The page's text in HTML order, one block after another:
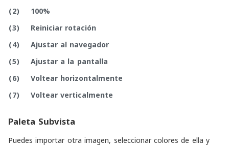
(2)
100%
(3)
Reiniciar rotación
(4)
Ajustar al navegador
(5)
Ajustar a la pantalla
(6)
Voltear horizontalmente
(7)
Voltear verticalmente
Paleta Subvista
Puedes importar otra imagen, seleccionar colores de ella y